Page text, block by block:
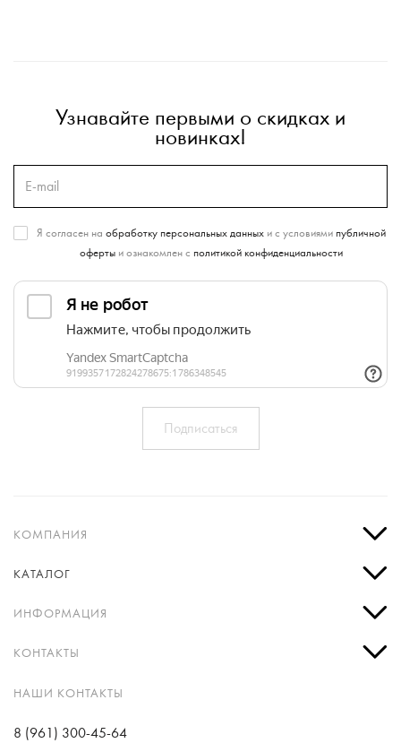
Узнавайте первыми о скидках и
новинках!
Я согласен на обработку персональных данныхи с условиями публичной
офертыи ознакомлен с политикой конфиденциальности
КОМПАНИЯ
КАТАЛОГ
ИНФОРМАЦИЯ
КОНТАКТЫ
НАШИ КОНТАКТЫ
8 (961) 300-45-64